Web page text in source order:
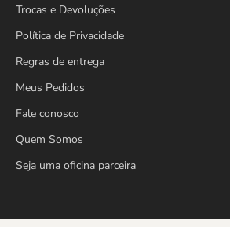
Trocas e Devoluções
Política de Privacidade
Regras de entrega
Meus Pedidos
Fale conosco
Quem Somos
Seja uma oficina parceira